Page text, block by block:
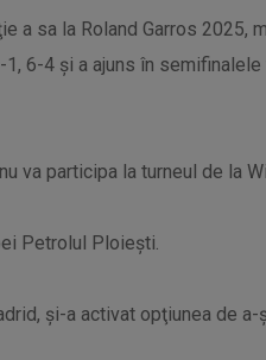
a sa la Roland Garros 2025,
6-4 şi a ajuns în semifinalele
va participa la turneul de la
Petrolul Ploieşti.
şi-a activat opţiunea de